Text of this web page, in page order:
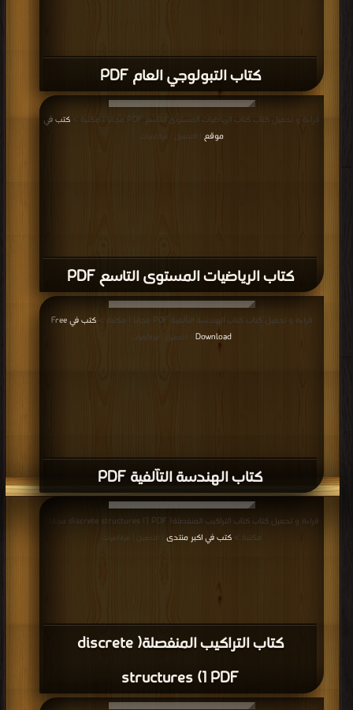
كتاب التبولوجي العام PDF
كتاب الرياضيات المستوى التاسع PDF
قراءة و تحميل كتاب كتاب الرياضيات المستوى التاسع PDF مجانا | مكتبة >
كتب في
موقع
| التحميل : مرة/مرات
كتاب الهندسة التآلفية PDF
قراءة و تحميل كتاب كتاب الهندسة التآلفية PDF مجانا | مكتبة >
كتب في Free
Download | التحميل : مرة/مرات
كتاب التراكيب المنفصلة( discrete
structures (1 PDF
قراءة و تحميل كتاب كتاب التراكيب المنفصلة( discrete structures (1 PDF مجانا |
مكتبة >كتب في اكبر منتدى | التحميل : مرة/مرات